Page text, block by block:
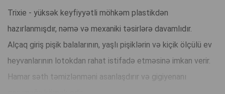
Trixie - yüksək keyfiyyətli möhkəm plastikdən
hazırlanmışdır, nəmə və mexaniki təsirlərə davamlıdır.
Alçaq giriş pişik balalarının, yaşlı pişiklərin və kiçik ölçülü ev
heyvanlarının lotokdan rahat istifadə etməsinə imkan verir.
Hamar səth təmizlənməni asanlaşdırır və gigiyenanı